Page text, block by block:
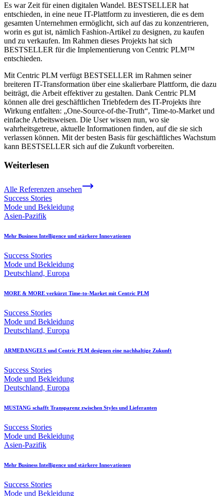
Es war Zeit für einen digitalen Wandel. BESTSELLER hat
entschieden, in eine neue IT-Plattform zu investieren, die es dem
gesamten Unternehmen ermöglicht, sich auf das zu konzentrieren,
worin es gut ist, nämlich Fashion-Artikel zu designen, zu kaufen
und zu verkaufen. Im Rahmen dieses Projekts hat sich
BESTSELLER für die Implementierung von Centric PLM™
entschieden.
Mit Centric PLM verfügt BESTSELLER im Rahmen seiner
breiteren IT-Transformation über eine skalierbare Plattform, die dazu
beiträgt, die Arbeit effektiver zu gestalten. Dank Centric PLM
können alle drei geschäftlichen Triebfedern des IT-Projekts ihre
Wirkung entfalten: „One-Source-of-the-Truth“, Time-to-Market und
einfache Arbeitsweisen. Die User wissen nun, wo sie
wahrheitsgetreue, aktuelle Informationen finden, auf die sie sich
verlassen können. Mit der besten Basis für geschäftliches Wachstum
kann BESTSELLER sich auf die Zukunft vorbereiten.
Weiterlesen
Alle Referenzen ansehen
Success Stories
Mode und Bekleidung
Asien-Pazifik
Mehr Business Intelligence und stärkere Innovationen
Success Stories
Mode und Bekleidung
Deutschland, Europa
MORE & MORE verkürzt Time-to-Market mit Centric PLM
Success Stories
Mode und Bekleidung
Deutschland, Europa
ARMEDANGELS und Centric PLM designen eine nachhaltige Zukunft
Success Stories
Mode und Bekleidung
Deutschland, Europa
MUSTANG schafft Transparenz zwischen Styles und Lieferanten
Success Stories
Mode und Bekleidung
Asien-Pazifik
Mehr Business Intelligence und stärkere Innovationen
Success Stories
Mode und Bekleidung